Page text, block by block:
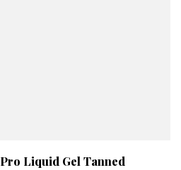
 Aperçu rapide
Pro Liquid Gel Tanned